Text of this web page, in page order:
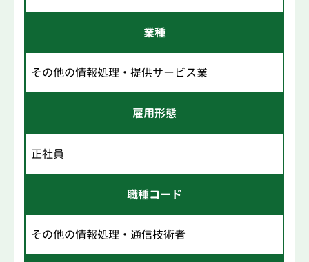
業種
その他の情報処理・提供サービス業
雇用形態
正社員
職種コード
その他の情報処理・通信技術者